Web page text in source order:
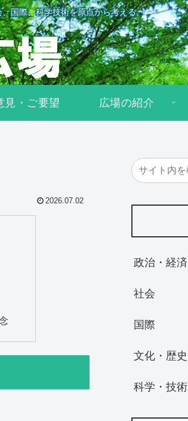
国際、科学技術を原点から考える。
見・ご要望 広場の紹介
2026.07.02
念
政治・経済
社会
国際
文化・歴史
科学・技術